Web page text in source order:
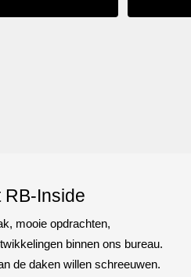
RB-Inside
mooie opdrachten,
binnen ons bureau.
de daken willen schreeuwen.